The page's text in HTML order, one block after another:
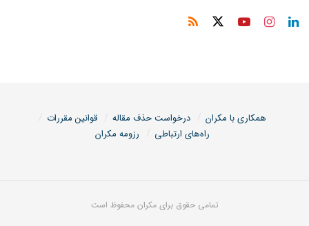
همکاری با مکران درخواست حذف مقاله
قوانین مقررات
راه‌های ارتباطی
رزومه مکران
تمامی حقوق برای مکران محفوظ است